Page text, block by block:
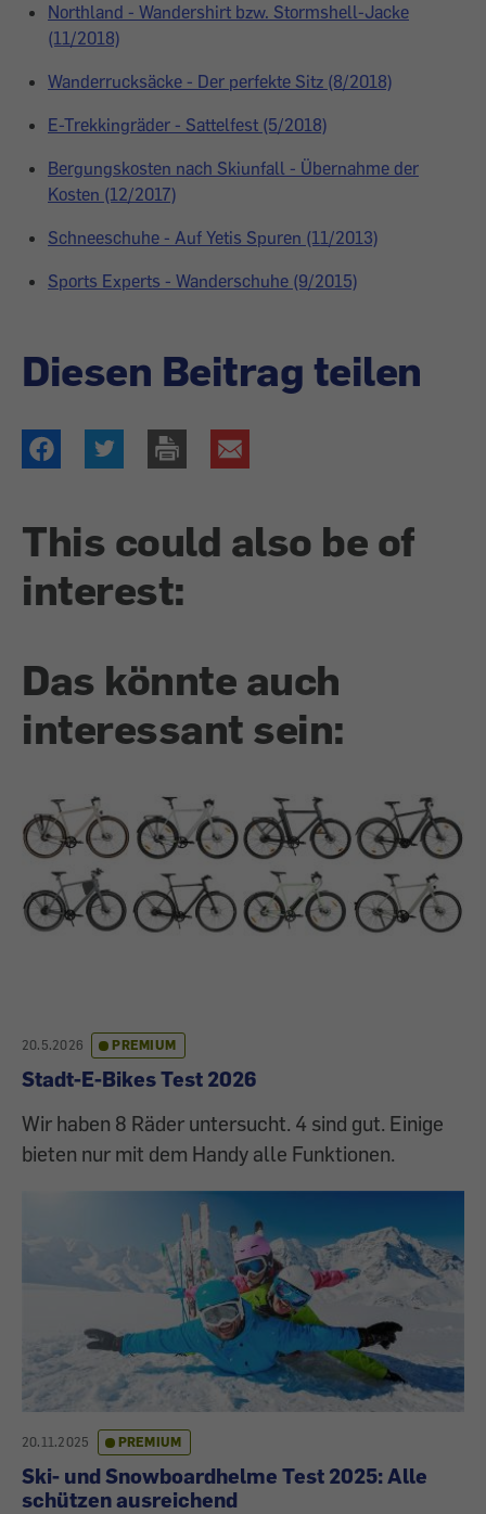
Northland - Wandershirt bzw. Stormshell-Jacke
(11/2018)
Wanderrucksäcke - Der perfekte Sitz (8/2018)
E-Trekkingräder - Sattelfest (5/2018)
Bergungskosten nach Skiunfall - Übernahme der
Kosten (12/2017)
Schneeschuhe - Auf Yetis Spuren (11/2013)
Sports Experts - Wanderschuhe (9/2015)
Diesen Beitrag teilen
This could also be of
interest:
Das könnte auch
interessant sein:
20.5.2026 PREMIUM
Stadt-E-Bikes Test 2026
Wir haben 8 Räder untersucht. 4 sind gut. Einige
bieten nur mit dem Handy alle Funktionen.
20.11.2025 PREMIUM
Ski- und Snowboardhelme Test 2025: Alle
schützen ausreichend